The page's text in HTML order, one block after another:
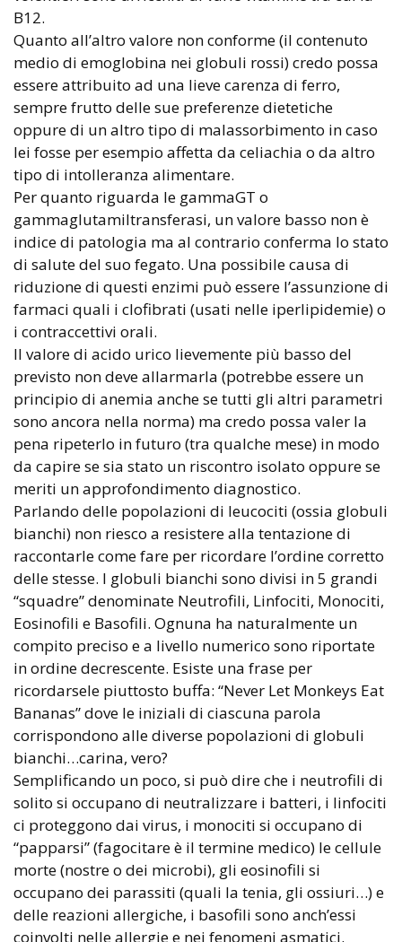
B12.
Quanto all’altro valore non conforme (il contenuto
medio di emoglobina nei globuli rossi) credo possa
essere attribuito ad una lieve carenza di ferro,
sempre frutto delle sue preferenze dietetiche
oppure di un altro tipo di malassorbimento in caso
lei fosse per esempio affetta da celiachia o da altro
tipo di intolleranza alimentare.
Per quanto riguarda le gammaGT o
gammaglutamiltransferasi, un valore basso non è
indice di patologia ma al contrario conferma lo stato
di salute del suo fegato. Una possibile causa di
riduzione di questi enzimi può essere l’assunzione di
farmaci quali i clofibrati (usati nelle iperlipidemie) o
i contraccettivi orali.
Il valore di acido urico lievemente più basso del
previsto non deve allarmarla (potrebbe essere un
principio di anemia anche se tutti gli altri parametri
sono ancora nella norma) ma credo possa valer la
pena ripeterlo in futuro (tra qualche mese) in modo
da capire se sia stato un riscontro isolato oppure se
meriti un approfondimento diagnostico.
Parlando delle popolazioni di leucociti (ossia globuli
bianchi) non riesco a resistere alla tentazione di
raccontarle come fare per ricordare l’ordine corretto
delle stesse. I globuli bianchi sono divisi in 5 grandi
“squadre” denominate Neutrofili, Linfociti, Monociti,
Eosinofili e Basofili. Ognuna ha naturalmente un
compito preciso e a livello numerico sono riportate
in ordine decrescente. Esiste una frase per
ricordarsele piuttosto buffa: “Never Let Monkeys Eat
Bananas” dove le iniziali di ciascuna parola
corrispondono alle diverse popolazioni di globuli
bianchi…carina, vero?
Semplificando un poco, si può dire che i neutrofili di
solito si occupano di neutralizzare i batteri, i linfociti
ci proteggono dai virus, i monociti si occupano di
“papparsi” (fagocitare è il termine medico) le cellule
morte (nostre o dei microbi), gli eosinofili si
occupano dei parassiti (quali la tenia, gli ossiuri…) e
delle reazioni allergiche, i basofili sono anch’essi
coinvolti nelle allergie e nei fenomeni asmatici.